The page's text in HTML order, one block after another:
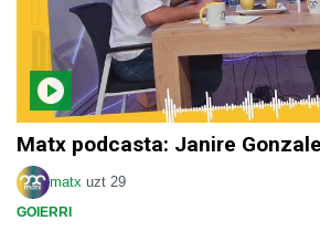
Matx podcasta: Janire
matx uzt 29
GOIERRI